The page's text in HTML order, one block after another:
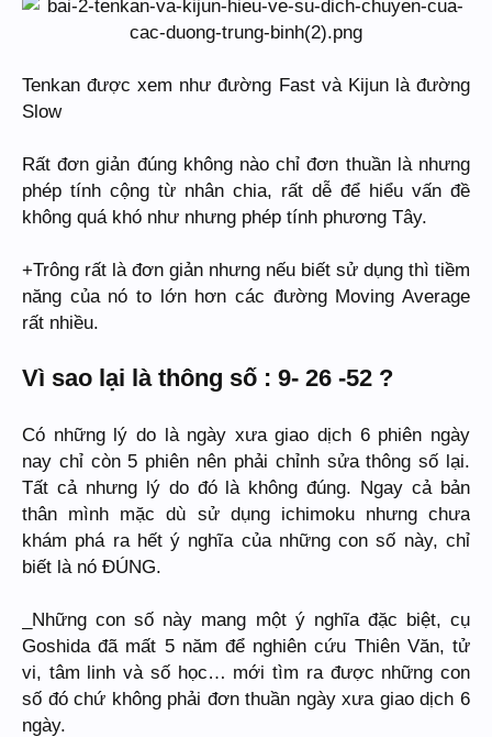
Tenkan được xem như đường Fast và Kijun là đường
Slow
Rất đơn giản đúng không nào chỉ đơn thuần là nhưng
phép tính cộng từ nhân chia, rất dễ để hiểu vấn đề
không quá khó như nhưng phép tính phương Tây.
+Trông rất là đơn giản nhưng nếu biết sử dụng thì tiềm
năng của nó to lớn hơn các đường Moving Average
rất nhiều.
Vì sao lại là thông số : 9- 26 -52 ?
Có những lý do là ngày xưa giao dịch 6 phiên ngày
nay chỉ còn 5 phiên nên phải chỉnh sửa thông số lại.
Tất cả nhưng lý do đó là không đúng. Ngay cả bản
thân mình mặc dù sử dụng ichimoku nhưng chưa
khám phá ra hết ý nghĩa của những con số này, chỉ
biết là nó ĐÚNG.
_Những con số này mang một ý nghĩa đặc biệt, cụ
Goshida đã mất 5 năm để nghiên cứu Thiên Văn, tử
vi, tâm linh và số học… mới tìm ra được những con
số đó chứ không phải đơn thuần ngày xưa giao dịch 6
ngày.